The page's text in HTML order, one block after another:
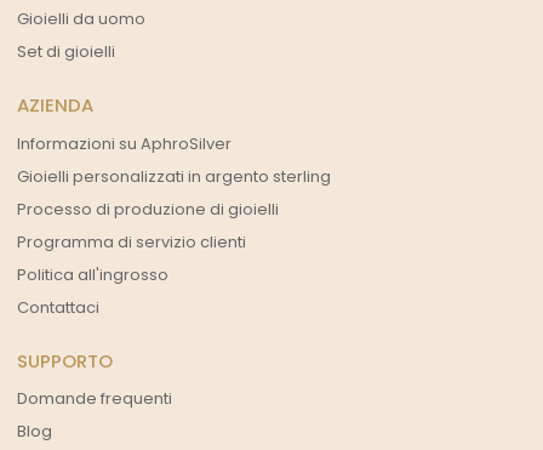
Gioielli da uomo
Set di gioielli
AZIENDA
Informazioni su AphroSilver
Gioielli personalizzati in argento sterling
Processo di produzione di gioielli
Programma di servizio clienti
Politica all'ingrosso
Contattaci
SUPPORTO
Domande frequenti
Blog